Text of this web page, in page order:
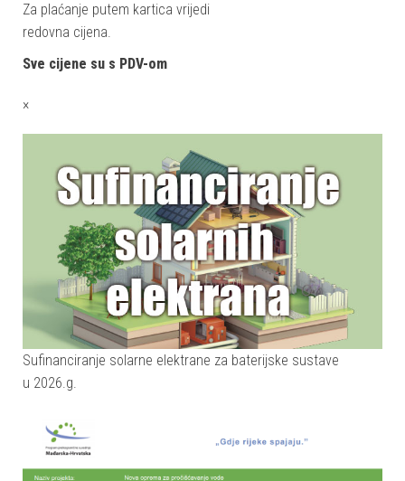
Za plaćanje putem kartica vrijedi
redovna cijena.
Sve cijene su s PDV-om
×
Sufinanciranje solarne elektrane za baterijske sustave
u 2026.g.